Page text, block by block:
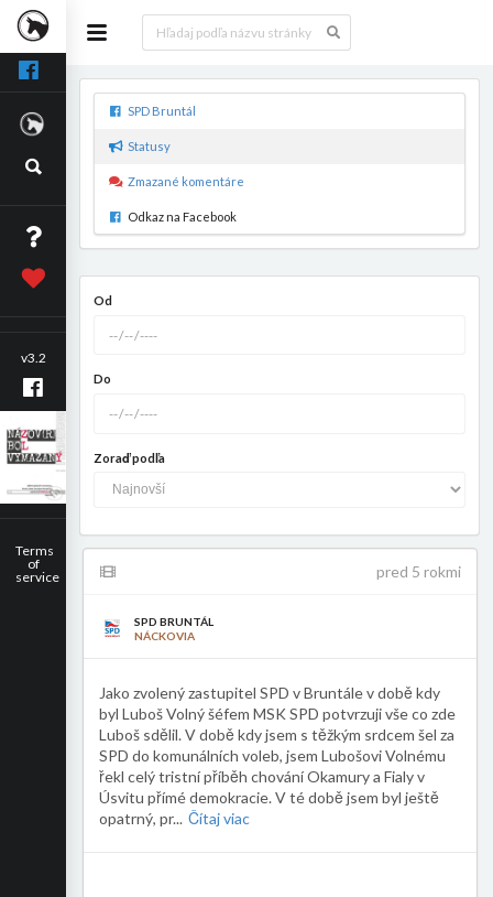
v3.2
Terms
of
service
SPD Bruntál
Statusy
Zmazané komentáre
Odkaz na Facebook
Od
Do
Zoraď podľa
pred 5 rokmi
SPD BRUNTÁL
NÁCKOVIA
Jako zvolený zastupitel SPD v Bruntále v době kdy
byl Luboš Volný šéfem MSK SPD potvrzuji vše co zde
Luboš sdělil. V době kdy jsem s těžkým srdcem šel za
SPD do komunálních voleb, jsem Lubošovi Volnému
řekl celý tristní příběh chování Okamury a Fialy v
Úsvitu přímé demokracie. V té době jsem byl ještě
opatrný, pr... Čítaj viac